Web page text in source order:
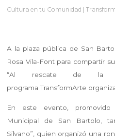
Cultura en tu Comunidad
A la plaza pública de San
Rosa Vila-Font para compartir
“Al rescate de la
programaTransformArte
En este evento,
Municipal de San Bartolo,
Silvano”, quien organizó una